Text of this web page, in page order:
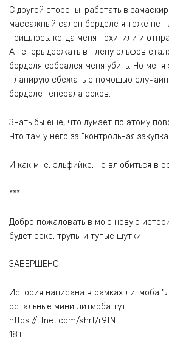
С другой стороны, работать в
массажный салон борделе я тоже не
пришлось, когда меня похитили и
А теперь держать в плену эльфов
борделя собрался меня убить. Но меня
планирую сбежать с помощью
борделе генерала орков.
Знать бы еще, что думает по этому
Что там у него за "контрольная
И как мне, эльфийке, не влюбиться в
***
Добро пожаловать в мою новую
будет секс, трупы и тупые шутки!
ЗАВЕРШЕНО!
История написана в рамках литмоба
остальные мини литмоба тут:
https://litnet.com/shrt/r9tN
18+